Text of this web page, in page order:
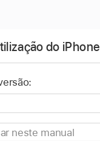
do iPhone